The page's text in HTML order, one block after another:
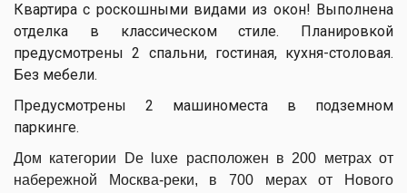
Квартира с роскошными видами из окон! Выполнена
отделка в классическом стиле. Планировкой
предусмотрены 2 спальни, гостиная, кухня-столовая.
Без мебели.
Предусмотрены 2 машиноместа в подземном
паркинге.
Дом категории De luxe расположен в 200 метрах от
набережной Москва-реки, в 700 мерах от Нового